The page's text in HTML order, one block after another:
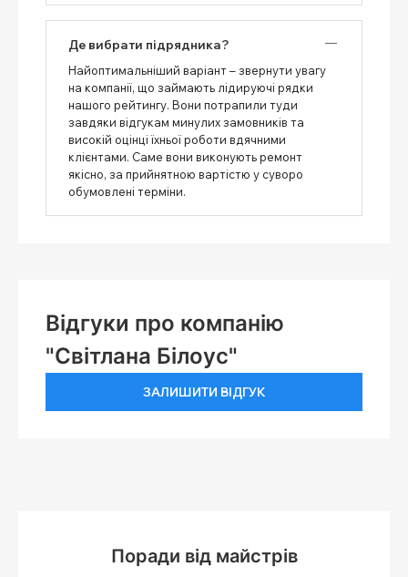
Де вибрати підрядника?
Найоптимальніший варіант – звернути увагу
на компанії, що займають лідируючі рядки
нашого рейтингу. Вони потрапили туди
завдяки відгукам минулих замовників та
високій оцінці їхньої роботи вдячними
клієнтами. Саме вони виконують ремонт
якісно, ​​за прийнятною вартістю у суворо
обумовлені терміни.
Відгуки про компанію
"Світлана Білоус"
ЗАЛИШИТИ ВІДГУК
Поради від майстрів